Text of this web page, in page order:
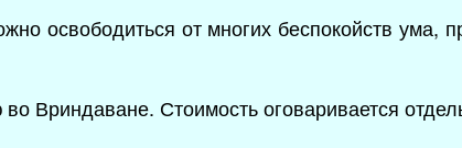
освободиться от многих беспокойств ума,
во Вриндаване. Стоимость оговаривается